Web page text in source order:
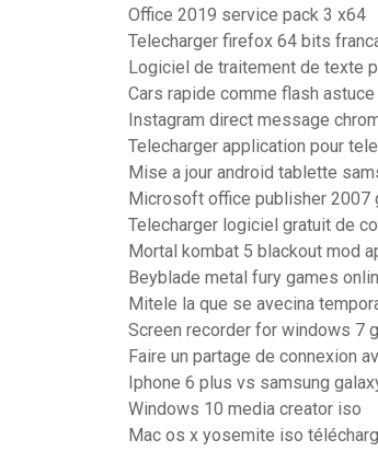
Office 2019 service pack 3 x64
Telecharger firefox 64 bits
Logiciel de traitement de texte
Cars rapide comme flash astuce
Instagram direct message
Telecharger application pour
Mise a jour android tablette
Microsoft office publisher 2007
Telecharger logiciel gratuit de
Mortal kombat 5 blackout mod
Beyblade metal fury games
Mitele la que se avecina
Screen recorder for windows 7
Faire un partage de connexion
Iphone 6 plus vs samsung
Windows 10 media creator iso
Mac os x yosemite iso